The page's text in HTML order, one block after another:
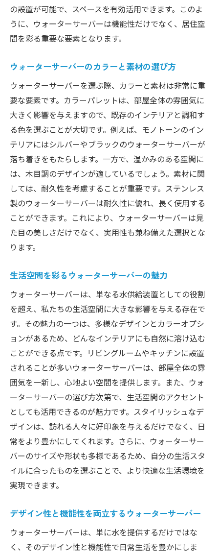
の設置が可能で、スペースを有効活用できます。このよ
うに、ウォーターサーバーは機能性だけでなく、居住空
間を彩る重要な要素となります。
ウォーターサーバーのカラーと素材の選び方
ウォーターサーバーを選ぶ際、カラーと素材は非常に重
要な要素です。カラーパレットは、部屋全体の雰囲気に
大きく影響を与えますので、既存のインテリアと調和す
る色を選ぶことが大切です。例えば、モノトーンのイン
テリアにはシルバーやブラックのウォーターサーバーが
落ち着きをもたらします。一方で、温かみのある空間に
は、木目調のデザインが適しているでしょう。素材に関
しては、耐久性を考慮することが重要です。ステンレス
製のウォーターサーバーは耐久性に優れ、長く使用する
ことができます。これにより、ウォーターサーバーは見
た目の美しさだけでなく、実用性も兼ね備えた選択とな
ります。
生活空間を彩るウォーターサーバーの魅力
ウォーターサーバーは、単なる水供給装置としての役割
を超え、私たちの生活空間に大きな影響を与える存在で
す。その魅力の一つは、多様なデザインとカラーオプシ
ョンがあるため、どんなインテリアにも自然に溶け込む
ことができる点です。リビングルームやキッチンに設置
されることが多いウォーターサーバーは、部屋全体の雰
囲気を一新し、心地よい空間を提供します。また、ウォ
ーターサーバーの選び方次第で、生活空間のアクセント
としても活用できるのが魅力です。スタイリッシュなデ
ザインは、訪れる人々に好印象を与えるだけでなく、日
常をより豊かにしてくれます。さらに、ウォーターサー
バーのサイズや形状も多様であるため、自分の生活スタ
イルに合ったものを選ぶことで、より快適な生活環境を
実現できます。
デザイン性と機能性を両立するウォーターサーバー
ウォーターサーバーは、単に水を提供するだけではな
く、そのデザイン性と機能性で日常生活を豊かにしま